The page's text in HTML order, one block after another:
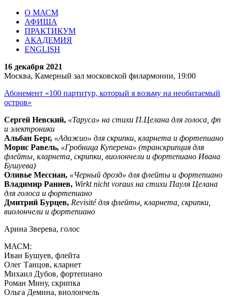
О МАСМ
АФИША
ПРАКТИКУМ
АКАДЕМИЯ
ENGLISH
16 декабря 2021
Москва, Камерный зал московской филармонии, 19:00
Абонемент «100 партитур, который я возьму на необитаемый
остров»
Сергей Невский, «Таруса» на стихи П.Целана для голоса, фп
и электроники
Альбан Берг, «Адажио» для скрипки, кларнета и фортепиано
Морис Равель, «Гробница Куперена» (транскрипция для
флейты, кларнета, скрипки, виолончели и фортепиано Ивана
Бушуева)
Оливье Мессиан, «Черный дрозд» для флейты и фортепиано
Владимир Раннев, Wirkt nicht voraus на стихи Пауля Целана
для голоса и фортепиано
Дмитрий Бурцев, Revisité для флейты, кларнета, скрипки,
виолончели и фортепиано
Арина Зверева, голос
МАСМ:
Иван Бушуев, флейта
Олег Танцов, кларнет
Михаил Дубов, фортепиано
Роман Мину, скрипка
Ольга Демина, виолончель